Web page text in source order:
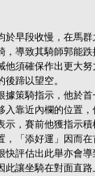
於早段收慢，在馬
導致其騎師郭能
須確保作出更大
蹄以望空。
策騎指示，他於
靠近內欄的位置
，賽前他獲指示
「添好運」因而
評估出此舉亦會
讓坐騎在對面直